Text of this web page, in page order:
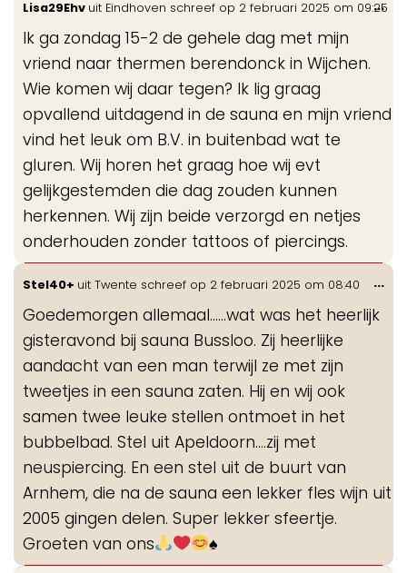
Lisa29Ehv uit Eindhoven schreef op 2 februari 2025 om 09:25
Ik ga zondag 15-2 de gehele dag met mijn
vriend naar thermen berendonck in Wijchen.
Wie komen wij daar tegen? Ik lig graag
opvallend uitdagend in de sauna en mijn vriend
vind het leuk om B.V. in buitenbad wat te
gluren. Wij horen het graag hoe wij evt
gelijkgestemden die dag zouden kunnen
herkennen. Wij zijn beide verzorgd en netjes
onderhouden zonder tattoos of piercings.
...
Stel40+ uit Twente schreef op 2 februari 2025 om 08:40
Goedemorgen allemaal......wat was het heerlijk
gisteravond bij sauna Bussloo. Zij heerlijke
aandacht van een man terwijl ze met zijn
tweetjes in een sauna zaten. Hij en wij ook
samen twee leuke stellen ontmoet in het
bubbelbad. Stel uit Apeldoorn....zij met
neuspiercing. En een stel uit de buurt van
Arnhem, die na de sauna een lekker fles wijn uit
2005 gingen delen. Super lekker sfeertje.
Groeten van ons
♠️
...